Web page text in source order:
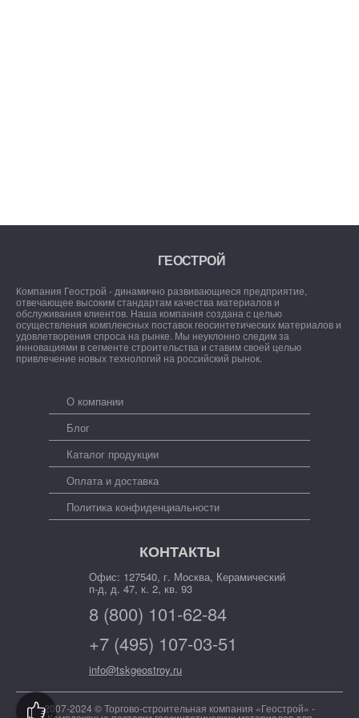
ГЕОСТРОЙ
Компания Геострой - динамично развивающиеся предприятие,
отвечающее высоким стандартам качества материалов и
обслуживания клиентов. Наша компания создана с целью
осуществления комплексных поставок геосинтетических материалов и
удовлетворения спроса на рынке. Мы неуклонно следим за
инновациями в сегменте строительства и ставим своей целью
привлечение новых технологий на российский рынок.
О компании
Блог
Каталог продукции
Оплата и доставка
Политика конфиденциальности
КОНТАКТЫ
Офис: 127540, г. Москва, Керамический
п-д, д. 47, к. 2, кв. 93
8 (800) 101-62-84
+7 (495) 107-03-51
info@tskgeostroy.ru
2007-2024 © Торгово-строительная компания «Геострой» -